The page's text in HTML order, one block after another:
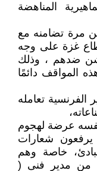
المناهضة
مرة تضامنه مع
غزة على وجه
ضدهم ، وذلك
المواقف دائمًا
تعامله
عرضة لهجوم
يرفعون شعارات
خاصة وهم
من مدير فنى (